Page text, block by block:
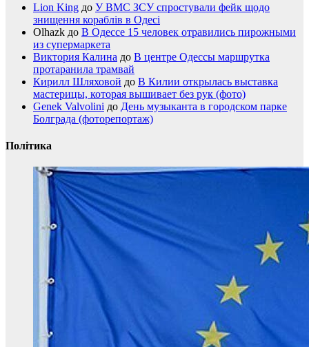
Lion King до У ВМС ЗСУ спростували фейк щодо
знищення кораблів в Одесі
Olhazk до В Одессе 15 человек отравились пирожными
из супермаркета
Виктория Калина до В центре Одессы маршрутка
протаранила трамвай
Кирилл Шляховой до В Килии открылась выставка
мастерицы, которая вышивает без рук (фото)
Genek Valvolini до День музыканта в городском парке
Болграда (фоторепортаж)
Політика